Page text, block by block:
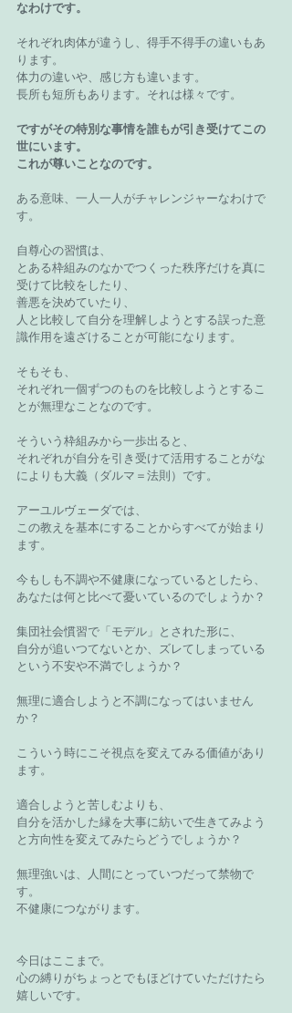
なわけです。
それぞれ肉体が違うし、得手不得手の違いもあ
ります。
体力の違いや、感じ方も違います。
長所も短所もあります。それは様々です。
ですがその特別な事情を誰もが引き受けてこの
世にいます。
これが尊いことなのです。
ある意味、一人一人がチャレンジャーなわけで
す。
自尊心の習慣は、
とある枠組みのなかでつくった秩序だけを真に
受けて比較をしたり、
善悪を決めていたり、
人と比較して自分を理解しようとする誤った意
識作用を遠ざけることが可能になります。
そもそも、
それぞれ一個ずつのものを比較しようとするこ
とが無理なことなのです。
そういう枠組みから一歩出ると、
それぞれが自分を引き受けて活用することがな
によりも大義（ダルマ＝法則）です。
アーユルヴェーダでは、
この教えを基本にすることからすべてが始まり
ます。
今もしも不調や不健康になっているとしたら、
あなたは何と比べて憂いているのでしょうか？
集団社会慣習で「モデル」とされた形に、
自分が追いつてないとか、ズレてしまっている
という不安や不満でしょうか？
無理に適合しようと不調になってはいません
か？
こういう時にこそ視点を変えてみる価値があり
ます。
適合しようと苦しむよりも、
自分を活かした縁を大事に紡いで生きてみよう
と方向性を変えてみたらどうでしょうか？
無理強いは、人間にとっていつだって禁物で
す。
不健康につながります。
今日はここまで。
心の縛りがちょっとでもほどけていただけたら
嬉しいです。